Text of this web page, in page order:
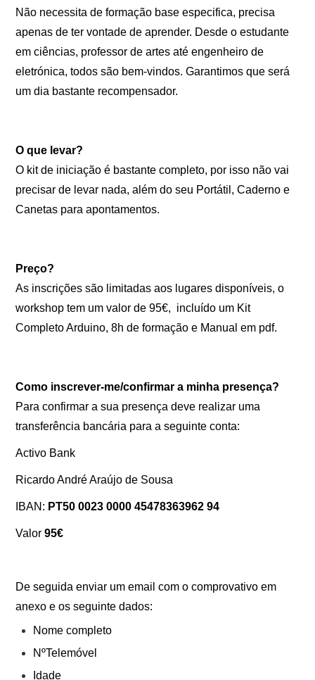
Não necessita de formação base especifica, precisa
apenas de ter vontade de aprender. Desde o estudante
em ciências, professor de artes até engenheiro de
eletrónica, todos são bem-vindos. Garantimos que será
um dia bastante recompensador.
O que levar?
O kit de iniciação é bastante completo, por isso não vai
precisar de levar nada, além do seu Portátil, Caderno e
Canetas para apontamentos.
Preço?
As inscrições são limitadas aos lugares disponíveis, o
workshop tem um valor de 95€, incluído um Kit
Completo Arduino, 8h de formação e Manual em pdf.
Como inscrever-me/confirmar a minha presença?
Para confirmar a sua presença deve realizar uma
transferência bancária para a seguinte conta:
Activo Bank
Ricardo André Araújo de Sousa
IBAN: PT50 0023 0000 45478363962 94
Valor95€
De seguida enviar um email com o comprovativo em
anexo e os seguinte dados:
Nome completo
NºTelemóvel
Idade